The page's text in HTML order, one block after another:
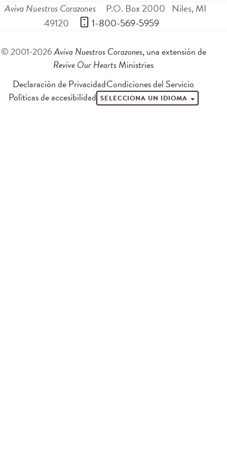
Aviva Nuestros Corazones P.O. Box 2000 Niles,MI
49120
1-800-569-5959
© 2001-2026Aviva Nuestros Corazones, una extensión de
Revive Our Hearts Ministries
Declaración de PrivacidadCondiciones del Servicio
Políticas de accesibilidad SELECCIONA UN IDIOMA